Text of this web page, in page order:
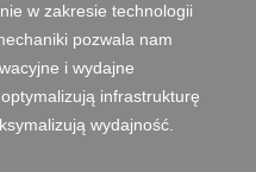
w zakresie technologii
pozwala nam
i wydajne
infrastrukturę
wydajność.